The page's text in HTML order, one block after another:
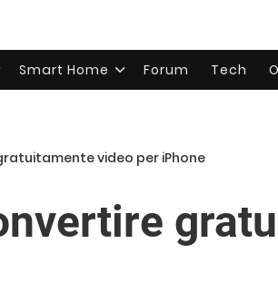
Smart Home Forum Tech
video per iPhone